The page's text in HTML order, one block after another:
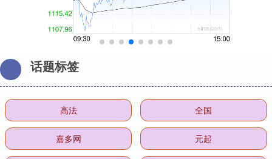
话题标签
高法 全国
嘉多网 元起